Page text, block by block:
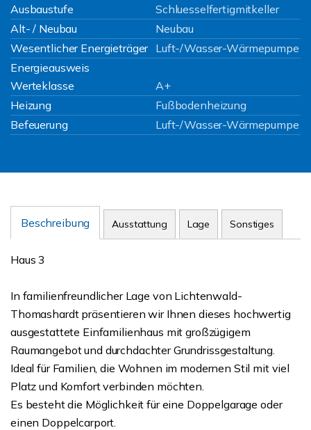
Ausbaustufe
Schluesselfertigmitkeller
Alt- / Neubau
Neubau
Wesentlicher Energieträger Luft-/Wasser-Wärmepumpe
Energieausweis
Werteklasse
A+
Heizung
Fußbodenheizung
Befeuerung
Luft-/Wasser-Wärmepumpe
Beschreibung Ausstattung Lage Sonstiges
Haus 3
In familienfreundlicher Lage von Lichtenwald-
Thomashardt präsentieren wir Ihnen dieses hochwertig
ausgestattete Einfamilienhaus mit großzügigem
Raumangebot und durchdachter Grundrissgestaltung.
Ideal für Familien, die Wohnen im modernen Stil mit viel
Platz und Komfort verbinden möchten.
Es besteht die Möglichkeit für eine Doppelgarage oder
einen Doppelcarport.